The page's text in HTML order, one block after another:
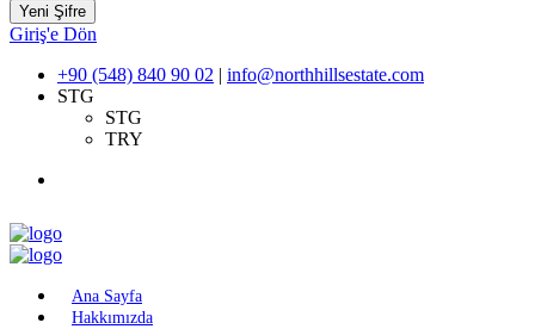
Yeni Şifre
Giriş'e Dön
+90 (548) 840 90 02 | info@northhillsestate.com
STG
STG
TRY
Ana Sayfa
Hakkımızda